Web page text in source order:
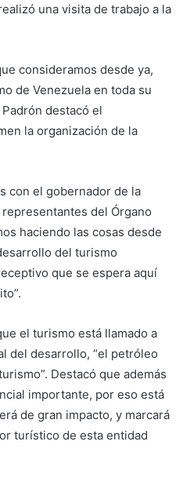
una visita de trabajo a la
consideramos desde ya,
de Venezuela en toda su
destacó el
la organización de la
con el gobernador de la
del Órgano
haciendo las cosas desde
del turismo
que se espera aquí
el turismo está llamado a
del desarrollo, “el petróleo
Destacó que además
importante, por eso está
de gran impacto, y marcará
turístico de esta entidad